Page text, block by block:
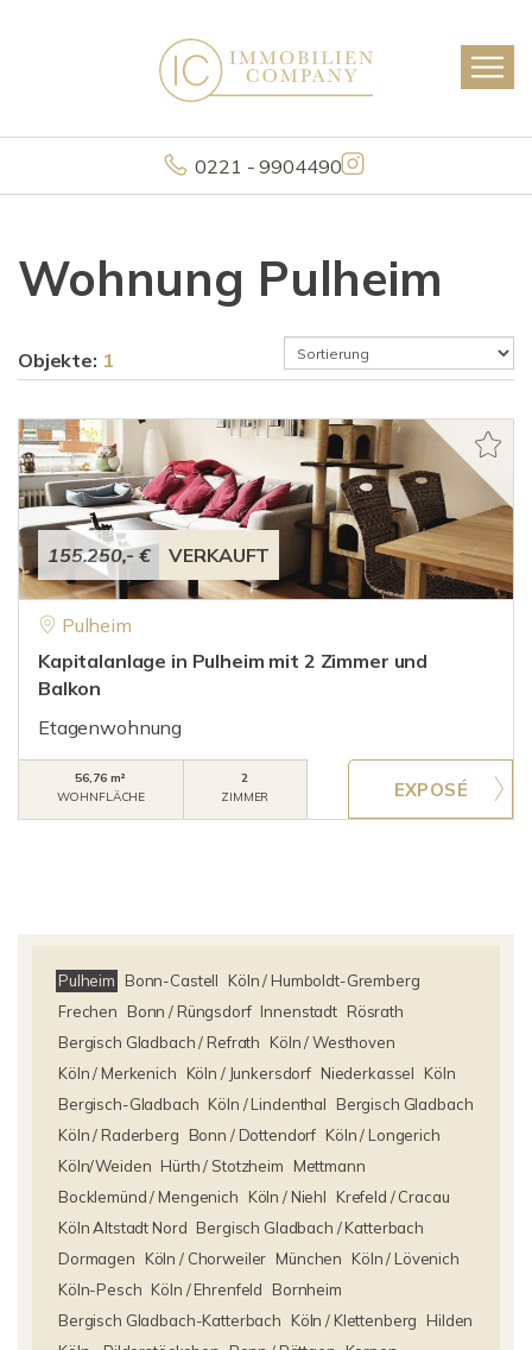
0221 - 9904490
Wohnung Pulheim
Objekte: 1
155.250,- € VERKAUFT
Pulheim
Kapitalanlage in Pulheim mit 2 Zimmer und
Balkon
Etagenwohnung
56,76 m²
WOHNFLÄCHE
2
ZIMMER
Pulheim Bonn-Castell
Köln / Humboldt-Gremberg
Frechen
Bonn / Rüngsdorf Innenstadt Rösrath
Bergisch Gladbach / Refrath
Köln / Westhoven
Köln / Merkenich
Köln / Junkersdorf Niederkassel
Köln
Bergisch-Gladbach Köln / Lindenthal
Bergisch Gladbach
Köln / Raderberg
Bonn / Dottendorf Köln / Longerich
Köln/Weiden Hürth / Stotzheim
Mettmann
Bocklemünd / Mengenich
Köln / Niehl
Krefeld / Cracau
Köln Altstadt Nord Bergisch Gladbach / Katterbach
Dormagen
Köln / Chorweiler München
Köln / Lövenich
Köln-Pesch Köln / Ehrenfeld
Bornheim
Bergisch Gladbach-Katterbach
Köln / Klettenberg
Hilden